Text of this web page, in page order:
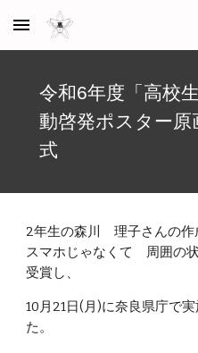
Skip to main content
令和6年度「高校
動啓発ポスター原
式
2年生の森川 理子さんの
スマホじゃなくて 周囲の
受賞し、
10月21日(月)に奈良県庁で
た。